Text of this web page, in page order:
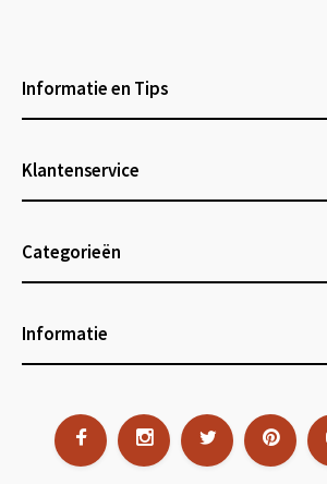
Informatie en Tips
Klantenservice
Categorieën
Informatie